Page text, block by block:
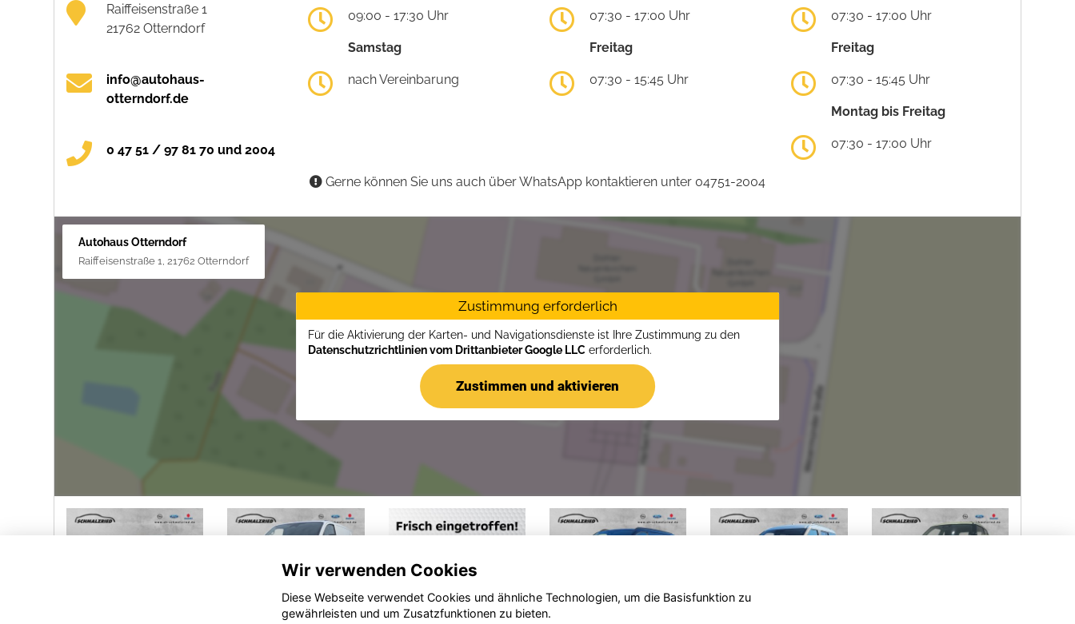
Raiffeisenstraße 1
21762 Otterndorf
info@autohaus-
otterndorf.de
0 47 51 / 97 81 70 und 2004
09:00 - 17:30 Uhr
Samstag
nach Vereinbarung
07:30 - 17:00 Uhr
Freitag
07:30 - 15:45 Uhr
07:30 - 17:00 Uhr
Freitag
07:30 - 15:45 Uhr
Montag bis Freitag
07:30 - 17:00 Uhr
Gerne können Sie uns auch über WhatsApp kontaktieren unter 04751-2004
Autohaus Otterndorf
Raiffeisenstraße 1, 21762 Otterndorf
Zustimmung erforderlich
Für die Aktivierung der Karten- und Navigationsdienste ist Ihre Zustimmung zu den
Datenschutzrichtlinien vom Drittanbieter Google LLC erforderlich.
Zustimmen und aktivieren
Wir verwenden Cookies
Diese Webseite verwendet Cookies und ähnliche Technologien, um die Basisfunktion zu
gewährleisten und um Zusatzfunktionen zu bieten.